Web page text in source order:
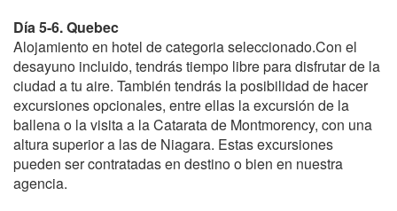
Día 5-6. Quebec
Alojamiento en hotel de categoria seleccionado.Con el
desayuno incluido, tendrás tiempo libre para disfrutar de la
ciudad a tu aire. También tendrás la posibilidad de hacer
excursiones opcionales, entre ellas la excursión de la
ballena o la visita a la Catarata de Montmorency, con una
altura superior a las de Niagara. Estas excursiones
pueden ser contratadas en destino o bien en nuestra
agencia.